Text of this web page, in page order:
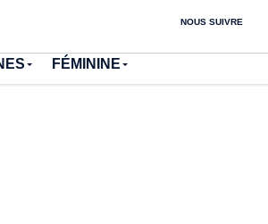
NOUS SUIVRE
FÉMININE